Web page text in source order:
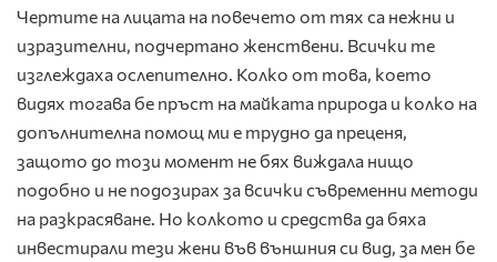
Чертите на лицата на повечето от тях са нежни и
изразителни, подчертано женствени. Всички те
изглеждаха ослепително. Колко от това, което
видях тогава бе пръст на майката природа и колко на
допълнителна помощ ми е трудно да преценя,
защото до този момент не бях виждала нищо
подобно и не подозирах за всички съвременни методи
на разкрасяване. Но колкото и средства да бяха
инвестирали тези жени във външния си вид, за мен бе